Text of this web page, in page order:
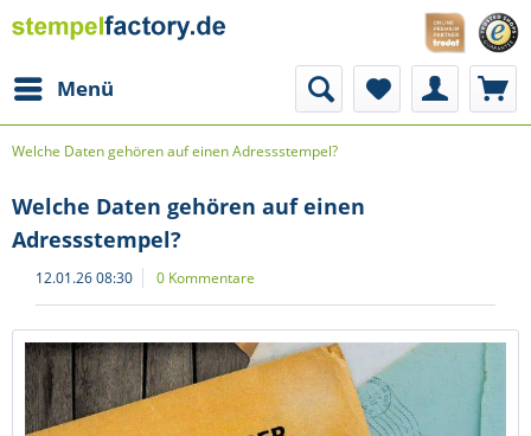
Menü
Welche Daten gehören auf einen Adressstempel?
Welche Daten gehören auf einen
Adressstempel?
12.01.26 08:30 0 Kommentare